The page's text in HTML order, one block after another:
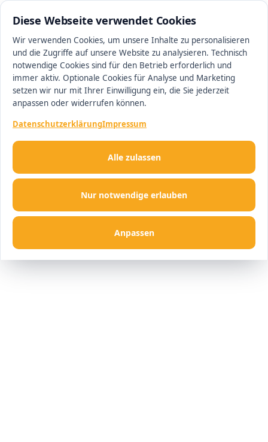
Diese Webseite verwendet Cookies
Wir verwenden Cookies, um unsere Inhalte zu personalisieren
und die Zugriffe auf unsere Website zu analysieren. Technisch
notwendige Cookies sind für den Betrieb erforderlich und
immer aktiv. Optionale Cookies für Analyse und Marketing
setzen wir nur mit Ihrer Einwilligung ein, die Sie jederzeit
anpassen oder widerrufen können.
DatenschutzerklärungImpressum
Nur notwendige erlauben
Anpassen
Alle zulassen